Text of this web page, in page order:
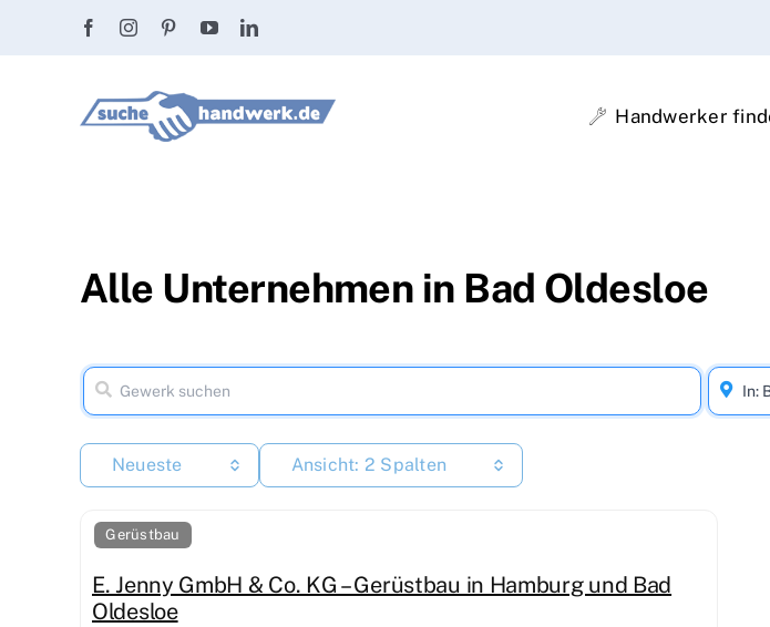
Handwerker
Alle Unternehmen in Bad Oldesloe
Neueste Ansicht: 2 Spalten
Gerüstbau
E. Jenny GmbH & Co. KG – Gerüstbau in Hamburg und Bad
Oldesloe